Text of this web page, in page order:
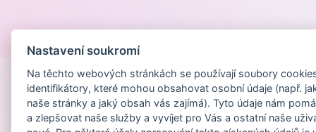
Nastavení soukromí
Na těchto webových stránkách se používají soubory
identifikátory, které mohou obsahovat osobní údaje (např.
naše stránky a jaký obsah vás zajímá). Tyto údaje nám
a zlepšovat naše služby a vyvíjet pro Vás a ostatní naše